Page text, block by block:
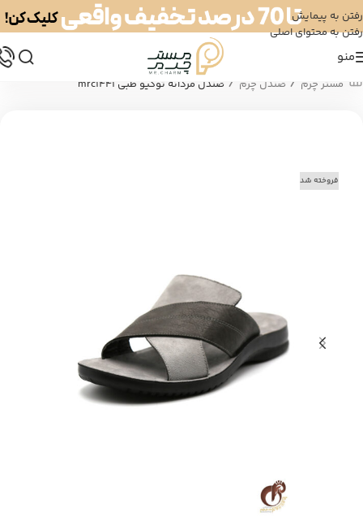
رفتن به پیمایش
رفتن به محتوای اصلی
منو
مستر چرم / صندل چرم / صندل مردانه توکیو طبی mrc1441
فروخته شد